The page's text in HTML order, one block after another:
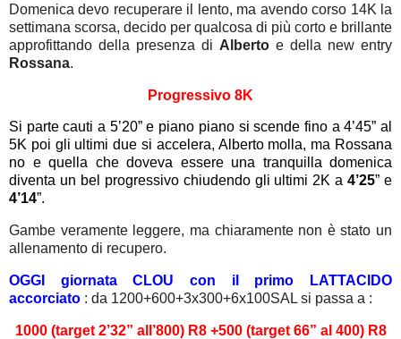
Domenica devo recuperare il lento, ma avendo corso 14K la
settimana scorsa, decido per qualcosa di più corto e brillante
approfittando della presenza di Alberto e della new entry
Rossana.
Progressivo 8K
Si parte cauti a 5’20” e piano piano si scende fino a 4’45” al
5K poi gli ultimi due si accelera, Alberto molla, ma Rossana
no e quella che doveva essere una tranquilla domenica
diventa un bel progressivo chiudendo gli ultimi 2K a4’25” e
4’14”.
Gambe veramente leggere, ma chiaramente non è stato un
allenamento di recupero.
OGGI giornata CLOU con il primo LATTACIDO
accorciato : da 1200+600+3x300+6x100SAL si passa a :
1000 (target 2’32” all’800) R8 +500 (target 66” al 400) R8